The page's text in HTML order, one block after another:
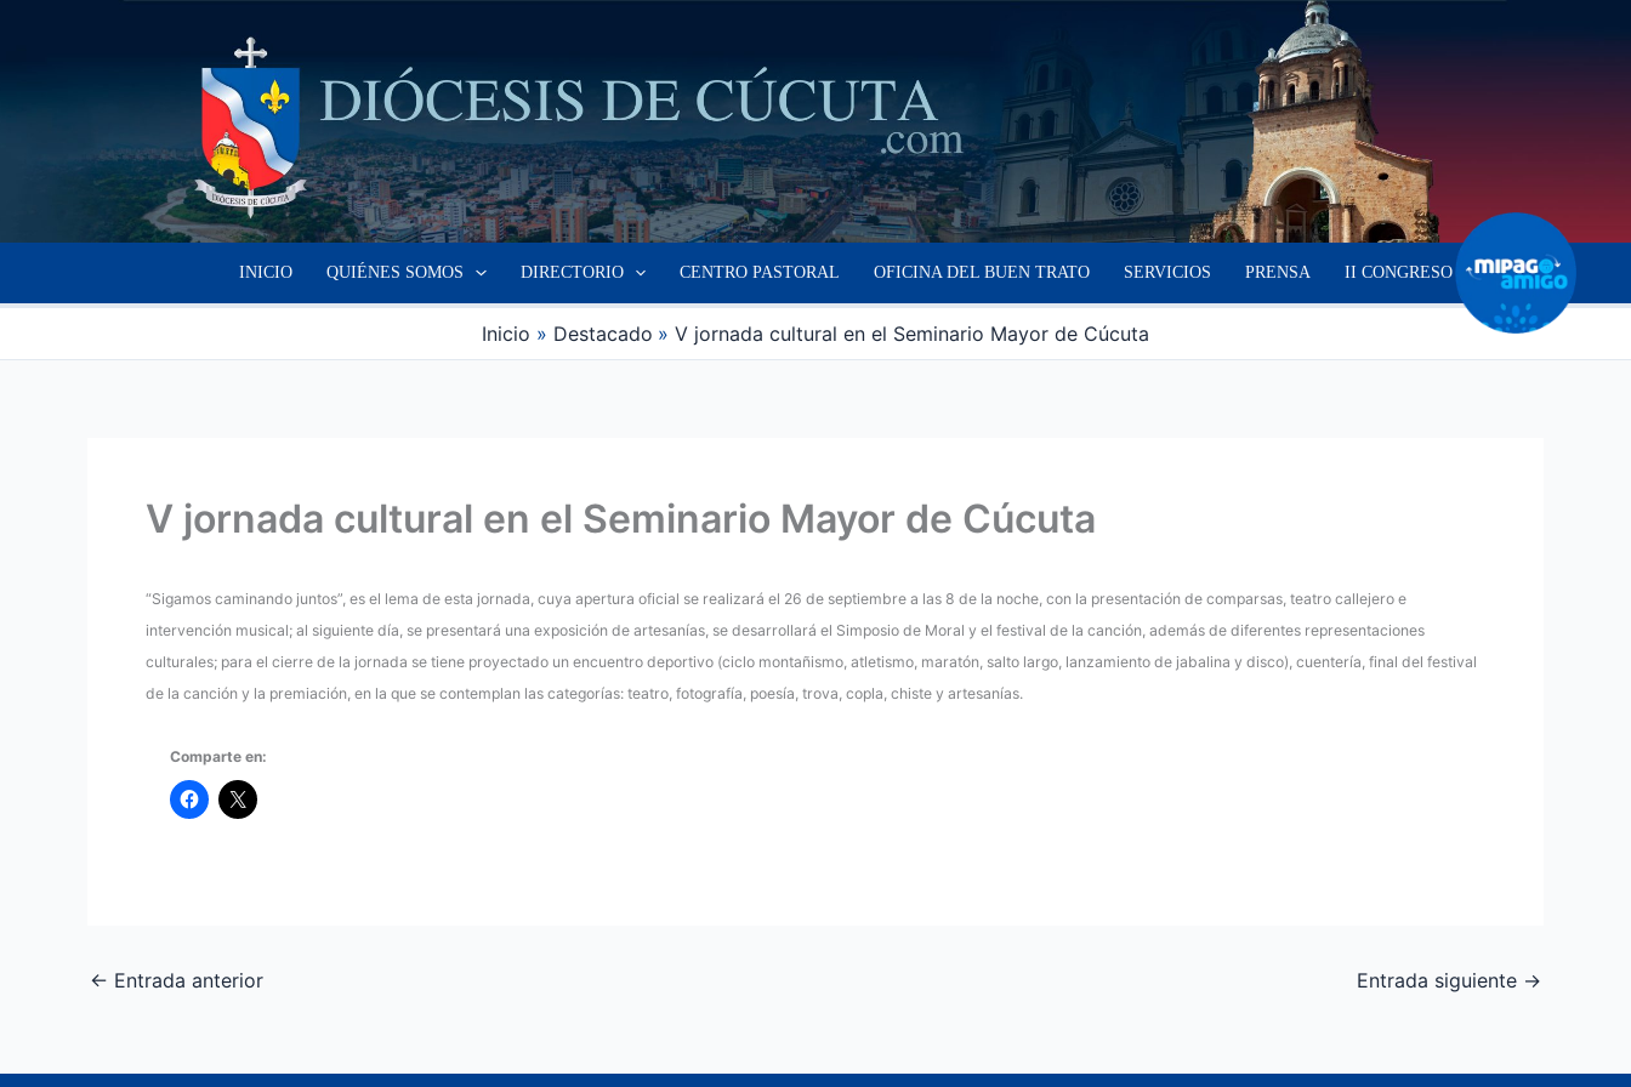
INICIO QUIÉNES SOMOS DIRECTORIO CENTRO PASTORAL OFICINA DEL BUEN TRATO SERVICIOS PRENSA II CONGRESO
Inicio Destacado V jornada cultural en el Seminario Mayor de Cúcuta
V jornada cultural en el Seminario Mayor de Cúcuta
“Sigamos caminando juntos”, es el lema de esta jornada, cuya apertura oficial se realizará el 26 de septiembre a las 8 de la noche, con la presentación de comparsas, teatro callejero e
intervención musical; al siguiente día, se presentará una exposición de artesanías, se desarrollará el Simposio de Moral y el festival de la canción, además de diferentes representaciones
culturales; para el cierre de la jornada se tiene proyectado un encuentro deportivo (ciclo montañismo, atletismo, maratón, salto largo, lanzamiento de jabalina y disco), cuentería, final del festival
de la canción y la premiación, en la que se contemplan las categorías: teatro, fotografía, poesía, trova, copla, chiste y artesanías.
Comparte en:
← Entrada anterior Entrada siguiente →